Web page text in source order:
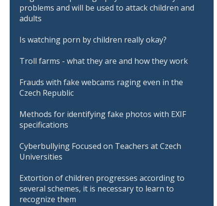
problems and will be used to attack children and
adults
Is watching porn by children really okay?
Troll farms - what they are and how they work
Frauds with fake webcams raging even in the
Czech Republic
Methods for identifying fake photos with EXIF
specifications
Cyberbullying Focused on Teachers at Czech
Universities
Extortion of children progresses according to
several schemes, it is necessary to learn to
recognize them